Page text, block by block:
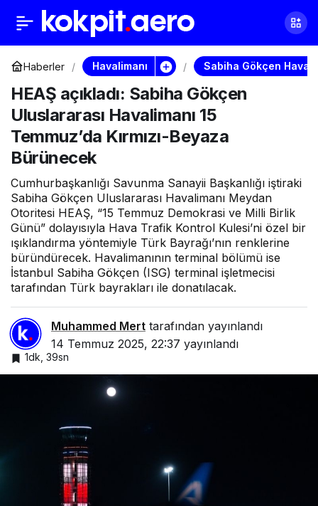
Haberler Havalimanı Sabiha Gökçen
HEAŞ açıkladı: Sabiha Gökçen
Uluslararası Havalimanı 15
Temmuz’da Kırmızı-Beyaza
Bürünecek
Cumhurbaşkanlığı Savunma Sanayii Başkanlığı iştiraki
Sabiha Gökçen Uluslararası Havalimanı Meydan
Otoritesi HEAŞ, “15 Temmuz Demokrasi ve Milli Birlik
Günü” dolayısıyla Hava Trafik Kontrol Kulesi’ni özel bir
ışıklandırma yöntemiyle Türk Bayrağı’nın renklerine
büründürecek. Havalimanının terminal bölümü ise
İstanbul Sabiha Gökçen (ISG) terminal işletmecisi
tarafından Türk bayrakları ile donatılacak.
Muhammed Mert tarafından yayınlandı
14 Temmuz 2025, 22:37 yayınlandı
1dk, 39sn
Sabiha Gökçen’de
uçuşlar aksadı:
“Önünüzde 25 trafik
var” uyarısı dikkat çekti
Paylaş